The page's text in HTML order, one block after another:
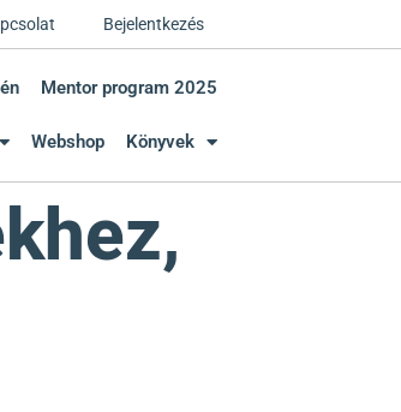
Bejelentkezés
Mentor program 2025
Webshop Könyvek